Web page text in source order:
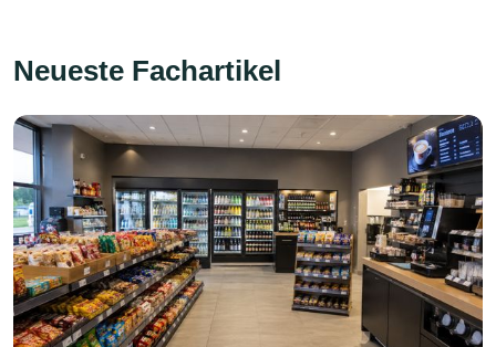
Neueste Fachartikel